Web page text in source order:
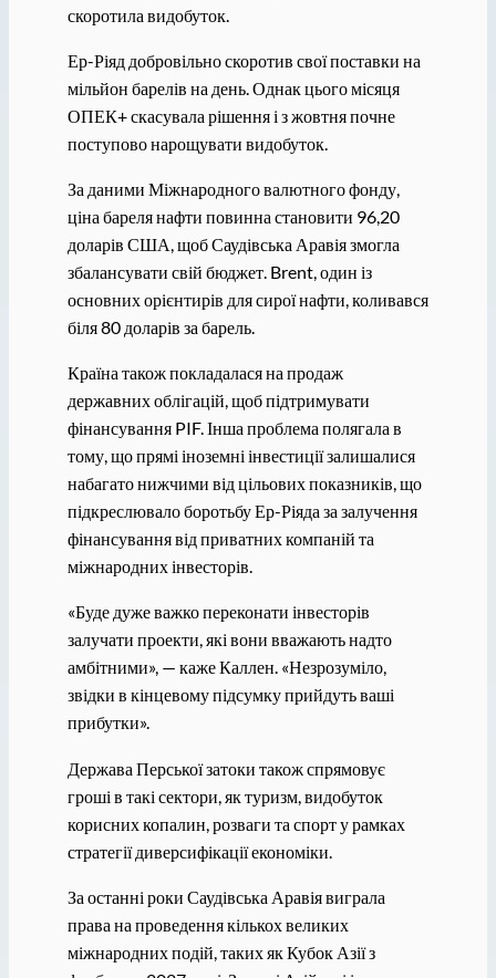
скоротила видобуток.
Ер-Ріяд добровільно скоротив свої поставки на
мільйон барелів на день. Однак цього місяця
ОПЕК+ скасувала рішення і з жовтня почне
поступово нарощувати видобуток.
За даними Міжнародного валютного фонду,
ціна бареля нафти повинна становити 96,20
доларів США, щоб Саудівська Аравія змогла
збалансувати свій бюджет. Brent, один із
основних орієнтирів для сирої нафти, коливався
біля 80 доларів за барель.
Країна також покладалася на продаж
державних облігацій, щоб підтримувати
фінансування PIF. Інша проблема полягала в
тому, що прямі іноземні інвестиції залишалися
набагато нижчими від цільових показників, що
підкреслювало боротьбу Ер-Ріяда за залучення
фінансування від приватних компаній та
міжнародних інвесторів.
«Буде дуже важко переконати інвесторів
залучати проекти, які вони вважають надто
амбітними», — каже Каллен. «Незрозуміло,
звідки в кінцевому підсумку прийдуть ваші
прибутки».
Держава Перської затоки також спрямовує
гроші в такі сектори, як туризм, видобуток
корисних копалин, розваги та спорт у рамках
стратегії диверсифікації економіки.
За останні роки Саудівська Аравія виграла
права на проведення кількох великих
міжнародних подій, таких як Кубок Азії з